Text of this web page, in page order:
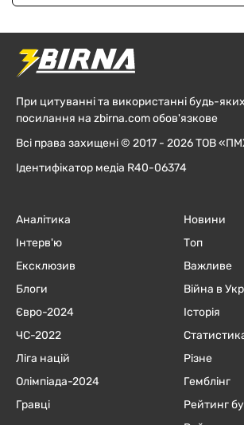
При цитуванні та використанні будь-яких
посилання на zbirna.com обов'язкове
Всі права захищені © 2017 - 2026 ТОВ
Ідентифікатор медіа R40-06374
Аналітика
Інтерв'ю
Ексклюзив
Блоги
Євро-2024
ЧC-2022
Ліга націй
Олімпіада-2024
Гравці
Новини
Топ
Важливе
Війна в
Історія
Різне
Гемблінг
Рейтинг